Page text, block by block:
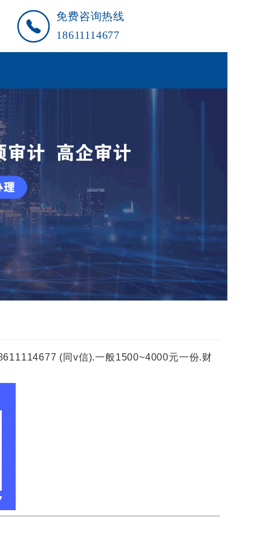
免费咨询热线
18611114677
(同v信).一般1500~4000元一份.财